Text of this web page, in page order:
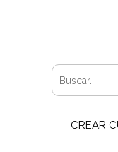
CREAR